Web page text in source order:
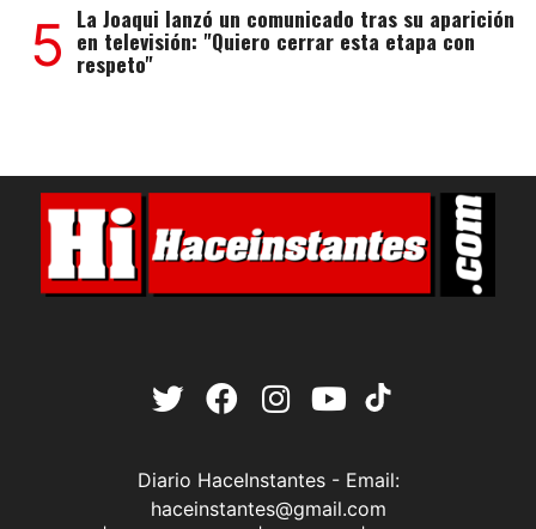
5 La Joaqui lanzó un comunicado tras su aparición
en televisión: "Quiero cerrar esta etapa con
respeto"
Diario HaceInstantes - Email:
haceinstantes@gmail.com